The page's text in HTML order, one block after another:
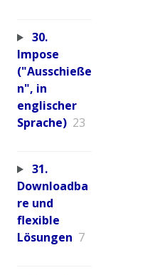
30.
Impose
("Ausschieße
n", in
englischer
Sprache) 23
31.
Downloadba
re und
flexible
Lösungen 7